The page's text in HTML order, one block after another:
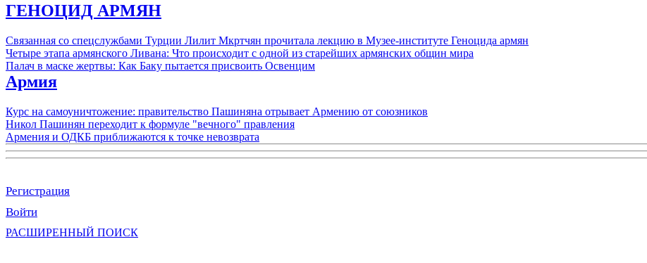
ГЕНОЦИД АРМЯН
Связанная со спецслужбами Турции Лилит Мкртчян прочитала лекцию в Музее-институте Геноцида армян
Четыре этапа армянского Ливана: Что происходит с одной из старейших армянских общин мира
Палач в маске жертвы: Как Баку пытается присвоить Освенцим
Армия
Курс на самоуничтожение: правительство Пашиняна отрывает Армению от союзников
Никол Пашинян переходит к формуле "вечного" правления
Армения и ОДКБ приближаются к точке невозврата
Регистрация
Войти
РАСШИРЕННЫЙ ПОИСК